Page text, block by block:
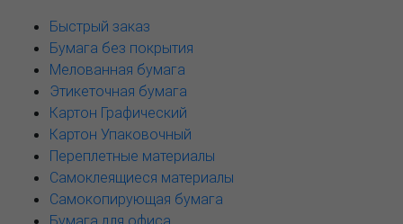
Быстрый заказ
Бумага без покрытия
Мелованная бумага
Этикеточная бумага
Картон Графический
Картон Упаковочный
Переплетные материалы
Самоклеящиеся материалы
Самокопирующая бумага
Бумага для офиса